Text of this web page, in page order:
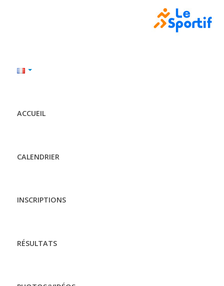
ACCUEIL
CALENDRIER
INSCRIPTIONS
RÉSULTATS